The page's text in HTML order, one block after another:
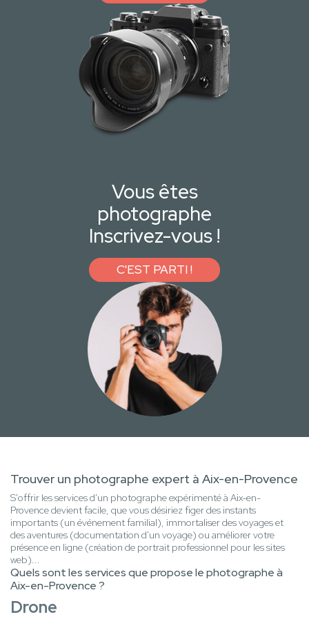
Vous êtes
photographe
Inscrivez-vous !
C'EST PARTI !
Trouver un photographe expert à Aix-en-Provence
S'offrir les services d'un photographe expérimenté à Aix-en-
Provence devient facile, que vous désiriez figer des instants
importants (un événement familial), immortaliser des voyages et
des aventures (documentation d'un voyage) ou améliorer votre
présence en ligne (création de portrait professionnel pour les sites
web)...
Quels sont les services que propose le photographe à
Aix-en-Provence ?
Drone